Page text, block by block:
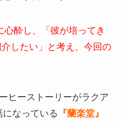
心酔し、「彼が培ってき
したい」と考え、今回の
ヒーストーリーがラクア
なっている 『蘭楽堂』